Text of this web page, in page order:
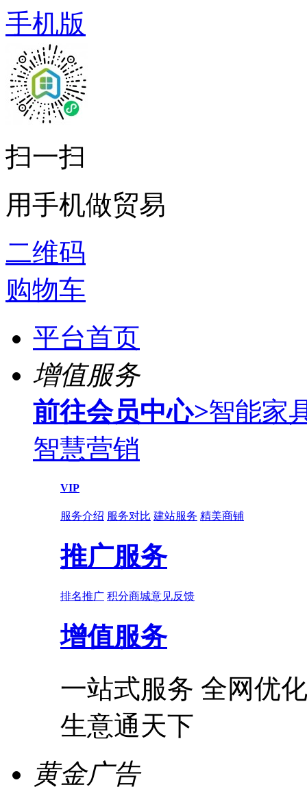
手机版
扫一扫
用手机做贸易
二维码
购物车
平台首页
增值服务
前往会员中心>智能家
智慧营销
VIP
服务介绍 服务对比 建站服务 精美商铺
推广服务
排名推广 积分商城意见反馈
增值服务
一站式服务 全网优
生意通天下
黄金广告